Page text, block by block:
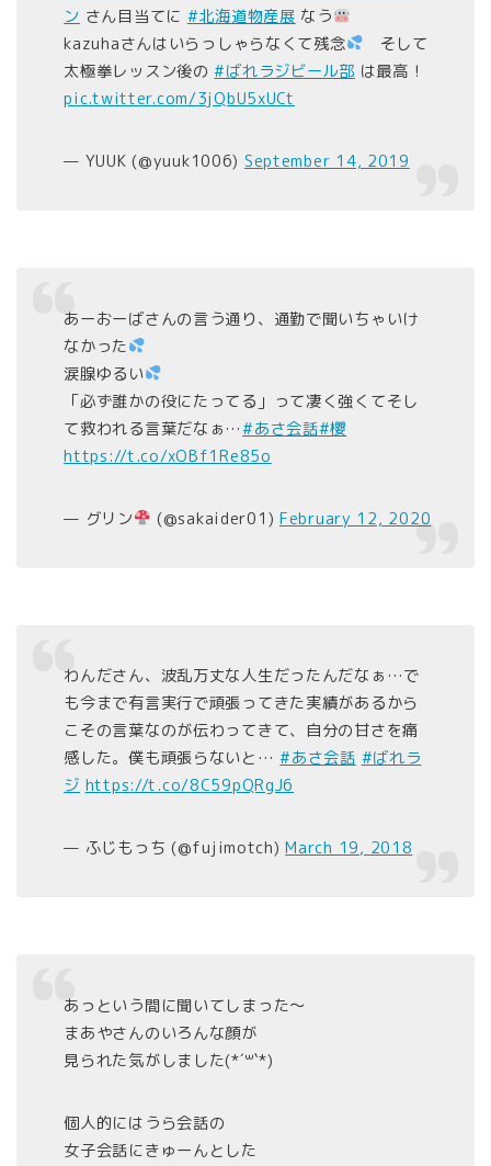
ン さん目当てに #北海道物産展 なう
kazuhaさんはいらっしゃらなくて残念
そして
太極拳レッスン後の#ばれラジビール部 は最高！
pic.twitter.com/3jQbU5xUCt
— YUUK (@yuuk1006) September 14, 2019
あーおーばさんの言う通り、通勤で聞いちゃいけ
なかった
涙腺ゆるい
「必ず誰かの役にたってる」って凄く強くてそし
て救われる言葉だなぁ…#あさ会話#櫻
https://t.co/xOBf1Re85o
— グリン (@sakaider01) February 12, 2020
わんださん、波乱万丈な人生だったんだなぁ…で
も今まで有言実行で頑張ってきた実績があるから
こその言葉なのが伝わってきて、自分の甘さを痛
感した。僕も頑張らないと…#あさ会話 #ばれラ
ジ https://t.co/8C59pQRgJ6
— ふじもっち (@fujimotch)March 19, 2018
あっという間に聞いてしまった〜
まあやさんのいろんな顔が
見られた気がしました(*´꒳`*)
個人的にはうら会話の
女子会話にきゅーんとした